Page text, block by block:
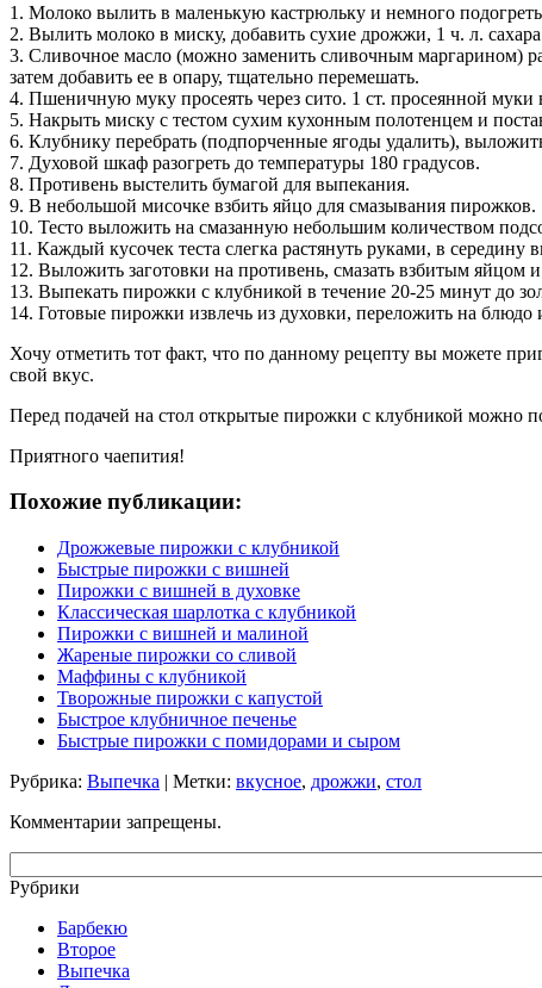
1. Молоко вылить в маленькую кастрюльку и немного
2. Вылить молоко в миску, добавить сухие дрожжи, 1 ч. л.
3. Сливочное масло (можно заменить сливочным маргарином)
затем добавить ее в опару, тщательно перемешать.
4. Пшеничную муку просеять через сито. 1 ст. просеянной
5. Накрыть миску с тестом сухим кухонным полотенцем и
6. Клубнику перебрать (подпорченные ягоды удалить),
7. Духовой шкаф разогреть до температуры 180 градусов.
8. Противень выстелить бумагой для выпекания.
9. В небольшой мисочке взбить яйцо для смазывания пирожков.
10. Тесто выложить на смазанную небольшим количеством
11. Каждый кусочек теста слегка растянуть руками, в
12. Выложить заготовки на противень, смазать взбитым яйцом
13. Выпекать пирожки с клубникой в течение 20-25 минут до
14. Готовые пирожки извлечь из духовки, переложить на блюдо
Хочу отметить тот факт, что по данному рецепту вы можете
свой вкус.
Перед подачей на стол открытые пирожки с клубникой можно
Приятного чаепития!
Похожие публикации:
Дрожжевые пирожки с клубникой
Быстрые пирожки с вишней
Пирожки с вишней в духовке
Классическая шарлотка с клубникой
Пирожки с вишней и малиной
Жареные пирожки со сливой
Маффины с клубникой
Творожные пирожки с капустой
Быстрое клубничное печенье
Быстрые пирожки с помидорами и сыром
Рубрика: Выпечка | Метки: вкусное, дрожжи, стол
Комментарии запрещены.
Рубрики
Барбекю
Второе
Выпечка